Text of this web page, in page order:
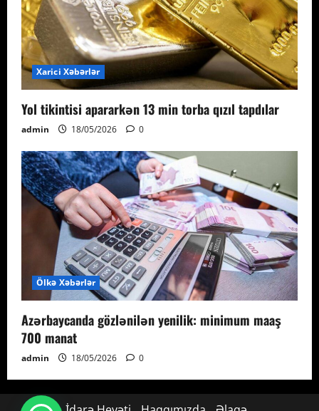
Xarici Xəbərlər
Yol tikintisi apararkən 13 min torba qızıl tapdılar
admin 18/05/2026 0
Ölkə Xəbərlər
Azərbaycanda gözlənilən yenilik: minimum maaş
700 manat
admin 18/05/2026 0